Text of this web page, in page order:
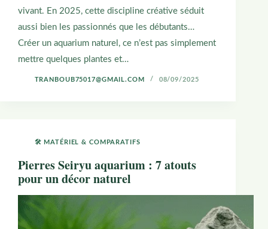
vivant. En 2025, cette discipline créative séduit
aussi bien les passionnés que les débutants…
Créer un aquarium naturel, ce n’est pas simplement
mettre quelques plantes et…
TRANBOUB75017@GMAIL.COM 08/09/2025
🛠️ MATÉRIEL & COMPARATIFS
Pierres Seiryu aquarium : 7 atouts
pour un décor naturel